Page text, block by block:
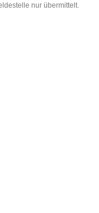
nur übermittelt.